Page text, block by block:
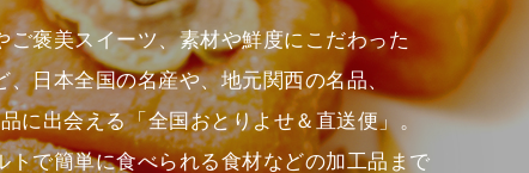
ご褒美スイーツ、素材や鮮度にこだわった
、日本全国の名産や、地元関西の名品、
に出会える「全国おとりよせ＆直送便」。
トで簡単に食べられる食材などの加工品まで